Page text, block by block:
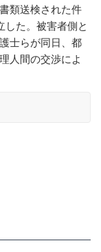
類送検された件
した。被害者側と
士らが同日、都
人間の交渉によ